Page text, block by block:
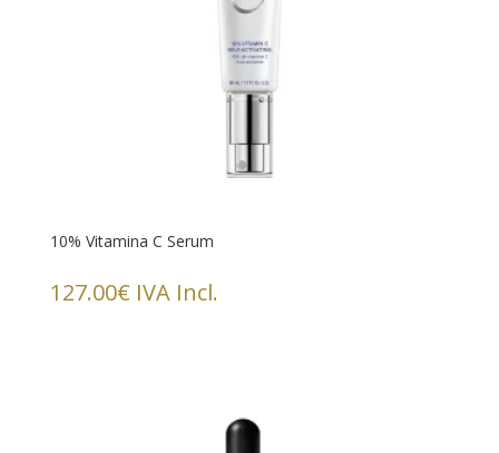
10% Vitamina C Serum
127.00€ IVA Incl.